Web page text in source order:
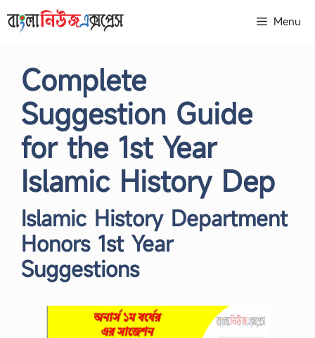
to
Menu
Complete
Suggestion Guide
for the 1st Year
Islamic History Dep
Islamic History Department
Honors 1st Year
Suggestions